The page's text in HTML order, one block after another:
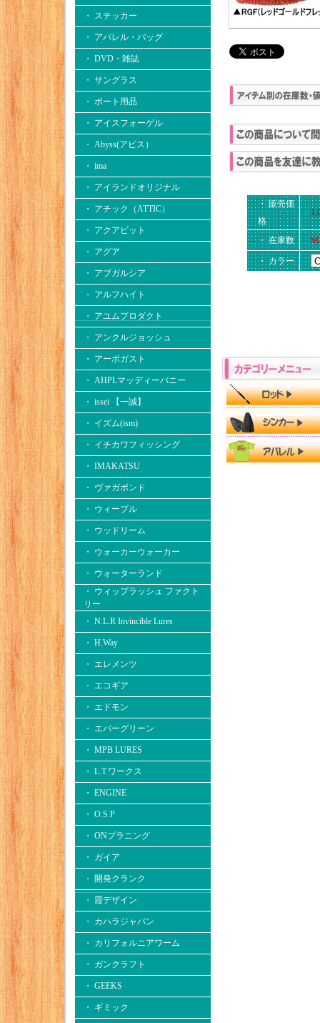
・ ステッカー
・ アパレル・バッグ
・ DVD・雑誌
・ サングラス
・ ボート用品
・ アイスフォーゲル
・ Abyss(アビス）
・ ima
・ アイランドオリジナル
・ アチック（ATTIC）
・ アクアビット
・ アグア
・ アブガルシア
・ アルフハイト
・ アユムプロダクト
・ アンクルジョッシュ
・ アーボガスト
・ AHPLマッディーバニー
・ issei 【一誠】
・ イズム(ism)
・ イチカワフィッシング
・ IMAKATSU
・ ヴァガボンド
・ ウィーブル
・ ウッドリーム
・ ウォーカーウォーカー
・ ウォーターランド
・ ウィップラッシュ ファクト
リー
・ N.L.R Invincible Lures
・ H.Way
・ エレメンツ
・ エコギア
・ エドモン
・ エバーグリーン
・ MPB LURES
・ L.T.ワークス
・ ENGINE
・ O.S.P
・ ONプラニング
・ ガイア
・ 開発クランク
・ 霞デザイン
・ カハラジャパン
・ カリフォルニアワーム
・ ガンクラフト
・ GEEKS
・ ギミック
・ 販売価
格
・ 在庫数
・ カラー